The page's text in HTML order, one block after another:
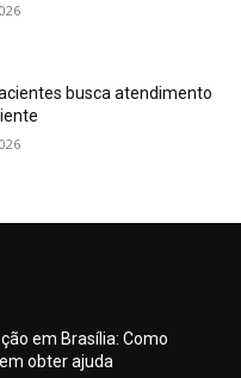
busca atendimento
em Brasília: Como
obter ajuda